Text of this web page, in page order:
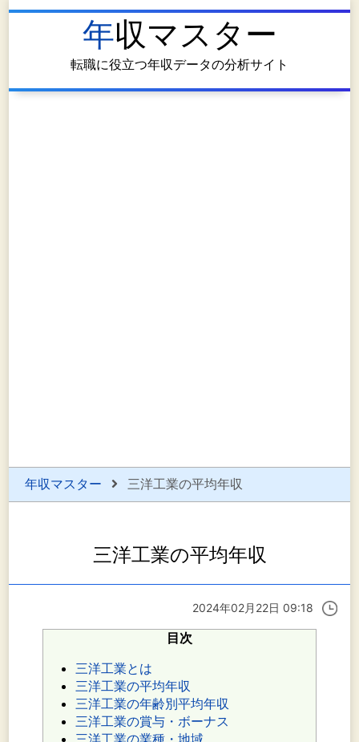
年収マスター
転職に役立つ年収データの分析サイト
年収マスター 三洋工業の平均年収
三洋工業の平均年収
2024年02月22日 09:18
目次
三洋工業とは
三洋工業の平均年収
三洋工業の年齢別平均年収
三洋工業の賞与・ボーナス
三洋工業の業種・地域